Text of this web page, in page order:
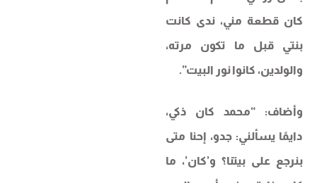
كان قطعة مني، ندى كانت
بنتي قبل ما تكون مرته،
والولدين، كانوا نور البيت”.
وأضاف: “محمد كان ذكي،
دايمًا يسألني: جدو، إحنا متى
بنرجع على بيتنا؟ و’كان’، ما